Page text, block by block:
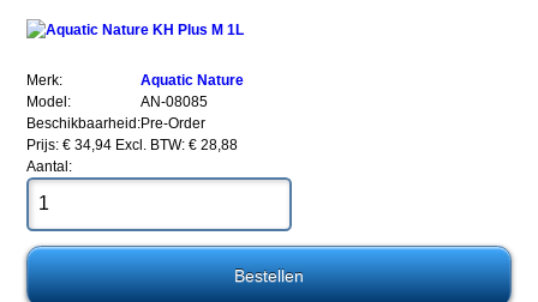
Aquatic
Plus
M
1L
Aquatic
Merk:
Aquatic Nature
Model:
AN-08085
Beschikbaarheid:Pre-Order
Prijs: € 34,94 Excl. BTW: € 28,88
Aantal: